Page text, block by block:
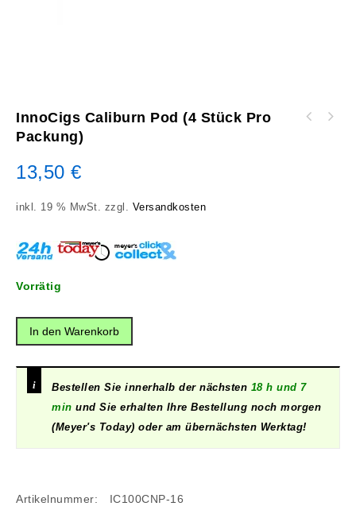
InnoCigs Caliburn Pod (4 Stück Pro
Packung)
13,50 €
inkl. 19 % MwSt. zzgl. Versandkosten
Vorrätig
In den Warenkorb
Bestellen Sie innerhalb der nächsten 18 h und 7
min und Sie erhalten Ihre Bestellung noch morgen
(Meyer's Today) oder am übernächsten Werktag!
Artikelnummer:
IC100CNP-16